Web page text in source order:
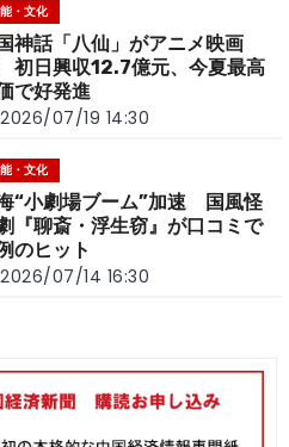
・文化
神話「八仙」がアニメ映画
日興収12.7億元、今夏最高
で好発進
2026/07/19 14:30
・文化
“小劇場ブーム”加速 国風怪
『聊斎・浮生窃』が口コミで
のヒット
2026/07/14 16:30